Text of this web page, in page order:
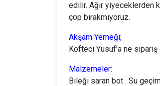
edilir. Ağır yiyeceklerden
çöp bırakmıyoruz.
Akşam Yemeği;
Köfteci Yusuf'a ne sipariş
Malzemeler:
Bileği saran bot . Su